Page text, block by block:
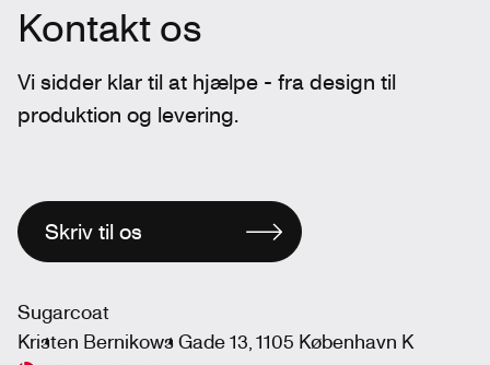
Kontakt os
Vi sidder klar til at hjælpe - fra design til
produktion og levering.
Skriv til os
Sugarcoat
Kristen Bernikows Gade 13, 1105 København K